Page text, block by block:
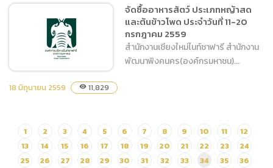
จัดซื้ออาหารสัตว์ ประเภท
หญ้าสดและต้นข้าวโพด ประจำ
วันที่ 21-31 กรกฎาคม 2559
หญ้าสดและต้นข้าวโพด ประจำ
วันที่ 11-20 กรกฎาคม 2559
จัดซื้ออาหารสัตว์ ประเภทหญ้าสด
และต้นข้าวโพด ประจำวันที่ 11-20
กรกฎาคม 2559
สำนักงานเชียงใหม่ไนท์ซาฟารี สำนักงาน
พัฒนาพิงคนคร(องค์กรมหาชน)...
18 มิถุนายน 2559 visibility 11,829
1 2 3 4 5 6 7 8 9 10 11
12
13
14 15 16 17 18 19 20 21 22 23
24
25
26 27 28 29 30 31 32 33 34 35
36